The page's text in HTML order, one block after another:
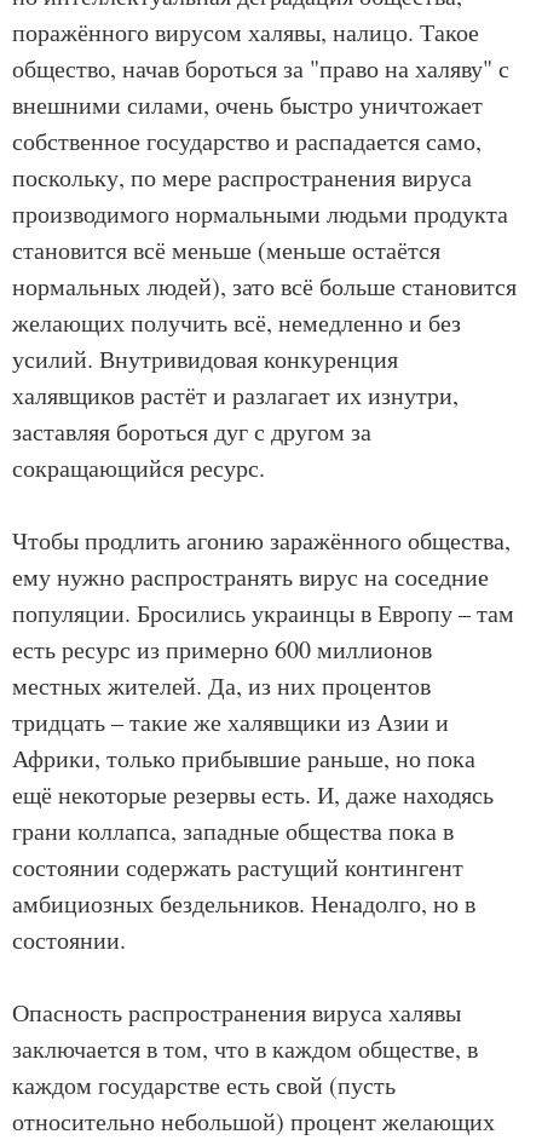
поражённого вирусом халявы, налицо. Такое
общество, начав бороться за "право на халяву" с
внешними силами, очень быстро уничтожает
собственное государство и распадается само,
поскольку, по мере распространения вируса
производимого нормальными людьми продукта
становится всё меньше (меньше остаётся
нормальных людей), зато всё больше становится
желающих получить всё, немедленно и без
усилий. Внутривидовая конкуренция
халявщиков растёт и разлагает их изнутри,
заставляя бороться дуг с другом за
сокращающийся ресурс.
Чтобы продлить агонию заражённого общества,
ему нужно распространять вирус на соседние
популяции. Бросились украинцы в Европу – там
есть ресурс из примерно 600 миллионов
местных жителей. Да, из них процентов
тридцать – такие же халявщики из Азии и
Африки, только прибывшие раньше, но пока
ещё некоторые резервы есть. И, даже находясь
грани коллапса, западные общества пока в
состоянии содержать растущий контингент
амбициозных бездельников. Ненадолго, но в
состоянии.
Опасность распространения вируса халявы
заключается в том, что в каждом обществе, в
каждом государстве есть свой (пусть
относительно небольшой) процент желающих